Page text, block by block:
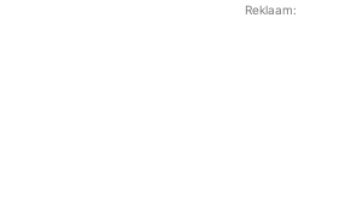
Reklaam: